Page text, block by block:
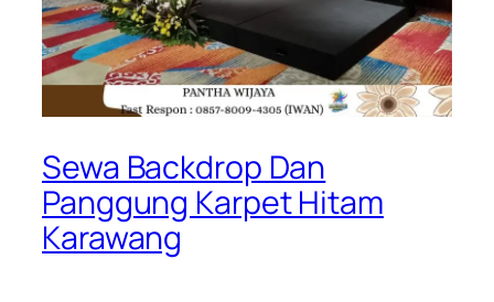
Sewa Backdrop Dan
Panggung Karpet Hitam
Karawang